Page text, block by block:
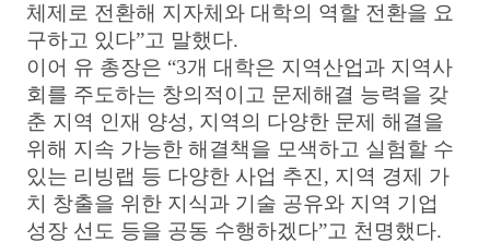
체제로 전환해 지자체와 대학의 역할 전환을 요
구하고 있다”고 말했다.
이어 유 총장은 “3개 대학은 지역산업과 지역사
회를 주도하는 창의적이고 문제해결 능력을 갖
춘 지역 인재 양성, 지역의 다양한 문제 해결을
위해 지속 가능한 해결책을 모색하고 실험할 수
있는 리빙랩 등 다양한 사업 추진, 지역 경제 가
치 창출을 위한 지식과 기술 공유와 지역 기업
성장 선도 등을 공동 수행하겠다”고 천명했다.